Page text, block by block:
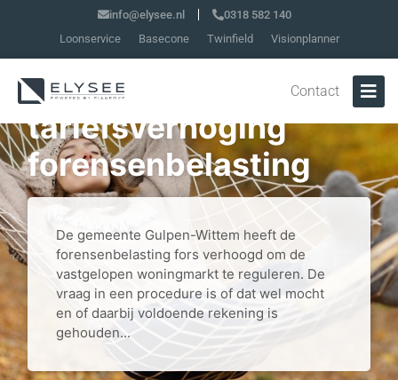
info@elysee.nl
0318 582 140
Loonservice
Basecone Twinfield Visionplanner
Contact
Disproportionele
tariefsverhoging
forensenbelasting
De gemeente Gulpen-Wittem heeft de
forensenbelasting fors verhoogd om de
vastgelopen woningmarkt te reguleren. De
vraag in een procedure is of dat wel mocht
en of daarbij voldoende rekening is
gehouden...